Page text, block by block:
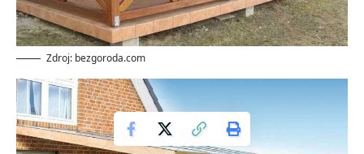
Zdroj: bezgoroda.com